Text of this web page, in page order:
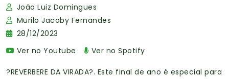
João Luiz Domingues
Murilo Jacoby Fernandes
28/12/2023
Ver no Youtube
Ver no Spotify
?️REVERBERE DA VIRADA?. Este final de ano é especial para